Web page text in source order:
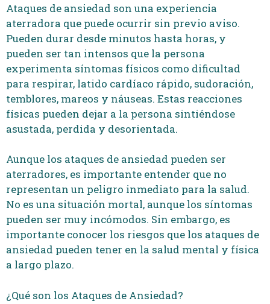
Ataques de ansiedad son una experiencia
aterradora que puede ocurrir sin previo aviso.
Pueden durar desde minutos hasta horas, y
pueden ser tan intensos que la persona
experimenta síntomas físicos como dificultad
para respirar, latido cardíaco rápido, sudoración,
temblores, mareos y náuseas. Estas reacciones
físicas pueden dejar a la persona sintiéndose
asustada, perdida y desorientada.
Aunque los ataques de ansiedad pueden ser
aterradores, es importante entender que no
representan un peligro inmediato para la salud.
No es una situación mortal, aunque los síntomas
pueden ser muy incómodos. Sin embargo, es
importante conocer los riesgos que los ataques de
ansiedad pueden tener en la salud mental y física
a largo plazo.
¿Qué son los Ataques de Ansiedad?